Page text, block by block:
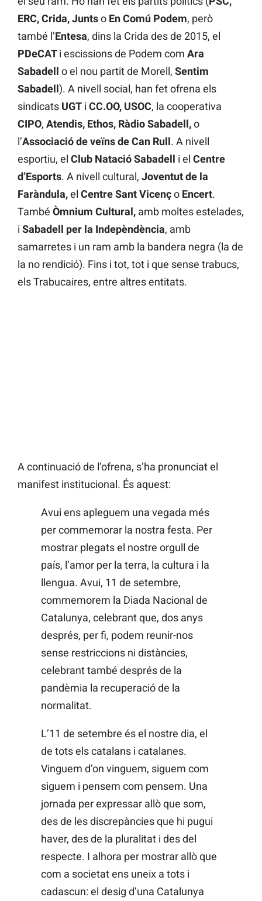
ERC, Crida, Juntso En Comú Podem, però
també l’Entesa, dins la Crida des de 2015, el
PDeCATi escissions de Podem com Ara
Sabadell o el nou partit de Morell, Sentim
Sabadell). A nivell social, han fet ofrena els
sindicats UGT i CC.OO, USOC, la cooperativa
CIPO, Atendis, Ethos, Ràdio Sabadell,o
l’Associació de veïns de Can Rull. A nivell
esportiu, el Club Natació Sabadell i el Centre
d’Esports. A nivell cultural, Joventut de la
Faràndula,el Centre Sant Vicenço Encert.
També Òmnium Cultural, amb moltes estelades,
i Sabadell per la Indepèndència, amb
samarretes i un ram amb la bandera negra (la de
la no rendició). Fins i tot, tot i que sense trabucs,
els Trabucaires, entre altres entitats.
A continuació de l’ofrena, s’ha pronunciat el
manifest institucional. És aquest:
Avui ens apleguem una vegada més
per commemorar la nostra festa. Per
mostrar plegats el nostre orgull de
país, l’amor per la terra, la cultura i la
llengua. Avui, 11 de setembre,
commemorem la Diada Nacional de
Catalunya, celebrant que, dos anys
després, per fi, podem reunir-nos
sense restriccions ni distàncies,
celebrant també després de la
pandèmia la recuperació de la
normalitat.
L’11 de setembre és el nostre dia, el
de tots els catalans i catalanes.
Vinguem d’on vinguem, siguem com
siguem i pensem com pensem. Una
jornada per expressar allò que som,
des de les discrepàncies que hi pugui
haver, des de la pluralitat i des del
respecte. I alhora per mostrar allò que
com a societat ens uneix a tots i
cadascun: el desig d’una Catalunya